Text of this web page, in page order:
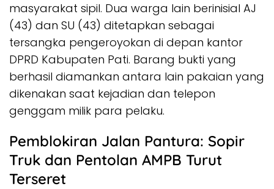
masyarakat sipil. Dua warga lain berinisial AJ
(43) dan SU (43) ditetapkan sebagai
tersangka pengeroyokan di depan kantor
DPRD Kabupaten Pati. Barang bukti yang
berhasil diamankan antara lain pakaian yang
dikenakan saat kejadian dan telepon
genggam milik para pelaku.
Pemblokiran Jalan Pantura: Sopir
Truk dan Pentolan AMPB Turut
Terseret